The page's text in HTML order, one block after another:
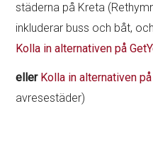
städerna på Kreta
inkluderar buss och båt,
Kolla in alternativen på
eller Kolla in alternativen
avresestäder)